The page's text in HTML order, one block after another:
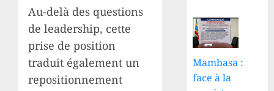
Au-delà des questions
de leadership, cette
prise de position
traduit également un
repositionnement
Mambasa :
face à la